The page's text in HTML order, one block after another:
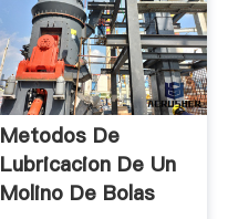
Metodos De
Lubricacion De Un
Molino De Bolas